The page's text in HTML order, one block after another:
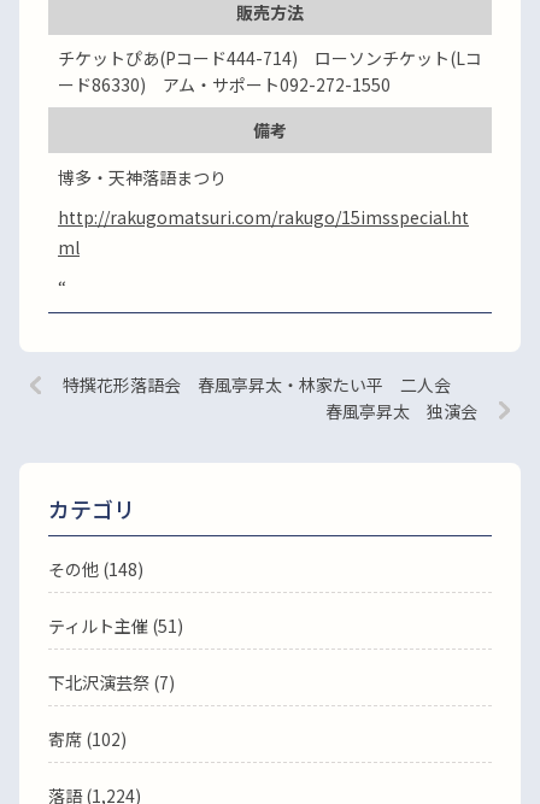
販売方法
チケットぴあ(Pコード444-714) ローソンチケット(Lコ
ード86330) アム・サポート092-272-1550
備考
博多・天神落語まつり
http://rakugomatsuri.com/rakugo/15imsspecial.ht
ml
“
特撰花形落語会 春風亭昇太・林家たい平 二人会
春風亭昇太 独演会
カテゴリ
その他 (148)
ティルト主催 (51)
下北沢演芸祭 (7)
寄席 (102)
落語(1,224)